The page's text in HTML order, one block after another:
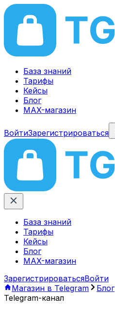
База знаний
Тарифы
Кейсы
Блог
MAX-магазин
ВойтиЗарегистрироваться
База знаний
Тарифы
Кейсы
Блог
MAX-магазин
ЗарегистрироватьсяВойти
Магазин в Telegram
Блог
Telegram-канал